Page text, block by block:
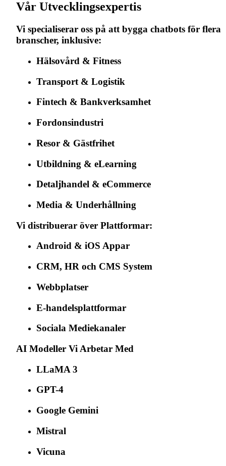
Vår Utvecklingsexpertis
Vi specialiserar oss på att bygga chatbots för flera
branscher, inklusive:
Hälsovård & Fitness
Transport & Logistik
Fintech & Bankverksamhet
Fordonsindustri
Resor & Gästfrihet
Utbildning & eLearning
Detaljhandel & eCommerce
Media & Underhållning
Vi distribuerar över Plattformar:
Android & iOS Appar
CRM, HR och CMS System
Webbplatser
E-handelsplattformar
Sociala Mediekanaler
AI Modeller Vi Arbetar Med
LLaMA 3
GPT-4
Google Gemini
Mistral
Vicuna